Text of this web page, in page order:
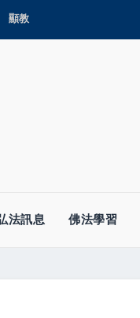
顯教
法訊息 佛法學習